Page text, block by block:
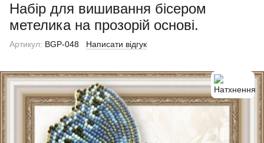
Набір для вишивання бісером
метелика на прозорій основі.
Артикул: BGP-048 Написати відгук